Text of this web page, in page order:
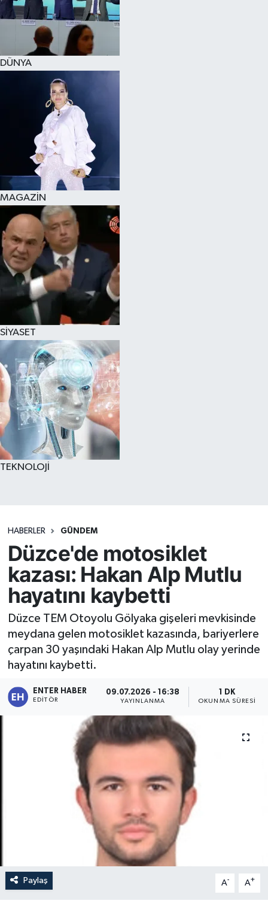
DÜNYA
MAGAZİN
SİYASET
TEKNOLOJİ
HABERLER GÜNDEM
Düzce'de motosiklet
kazası: Hakan Alp Mutlu
hayatını kaybetti
Düzce TEM Otoyolu Gölyaka gişeleri mevkisinde
meydana gelen motosiklet kazasında, bariyerlere
çarpan 30 yaşındaki Hakan Alp Mutlu olay yerinde
hayatını kaybetti.
ENTER HABER
EDITÖR
09.07.2026 - 16:38
YAYINLANMA
1 DK
OKUNMA SÜRESI
Paylaş A- A+